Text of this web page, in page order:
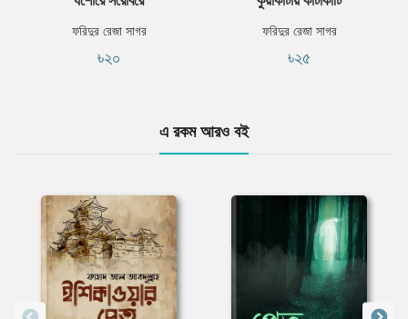
ফরিদুর রেজা সাগর
৳২০
ফরিদুর রেজা সাগর
৳২৫
এ রকম আরও বই